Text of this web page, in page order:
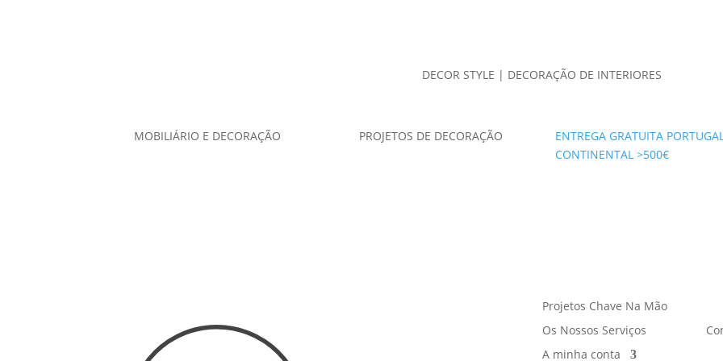
DECOR STYLE | DECORAÇÃO DE INTERIORES
MOBILIÁRIO E DECORAÇÃO PROJETOS DE DECORAÇÃO
ENTREGA GRATUITA
CONTINENTAL >500€
Projetos Chave Na Mão
Os Nossos Serviços
A minha conta